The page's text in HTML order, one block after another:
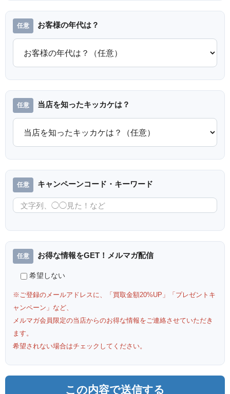
お客様の年代は？
当店を知ったキッカケは？
キャンペーンコード・キーワード
お得な情報をGET！メルマガ配信
希望しない
※ご登録のメールアドレスに、「買取金額20%UP」「プレゼントキ
ャンペーン」など、
メルマガ会員限定の当店からのお得な情報をご連絡させていただき
ます。
希望されない場合はチェックしてください。